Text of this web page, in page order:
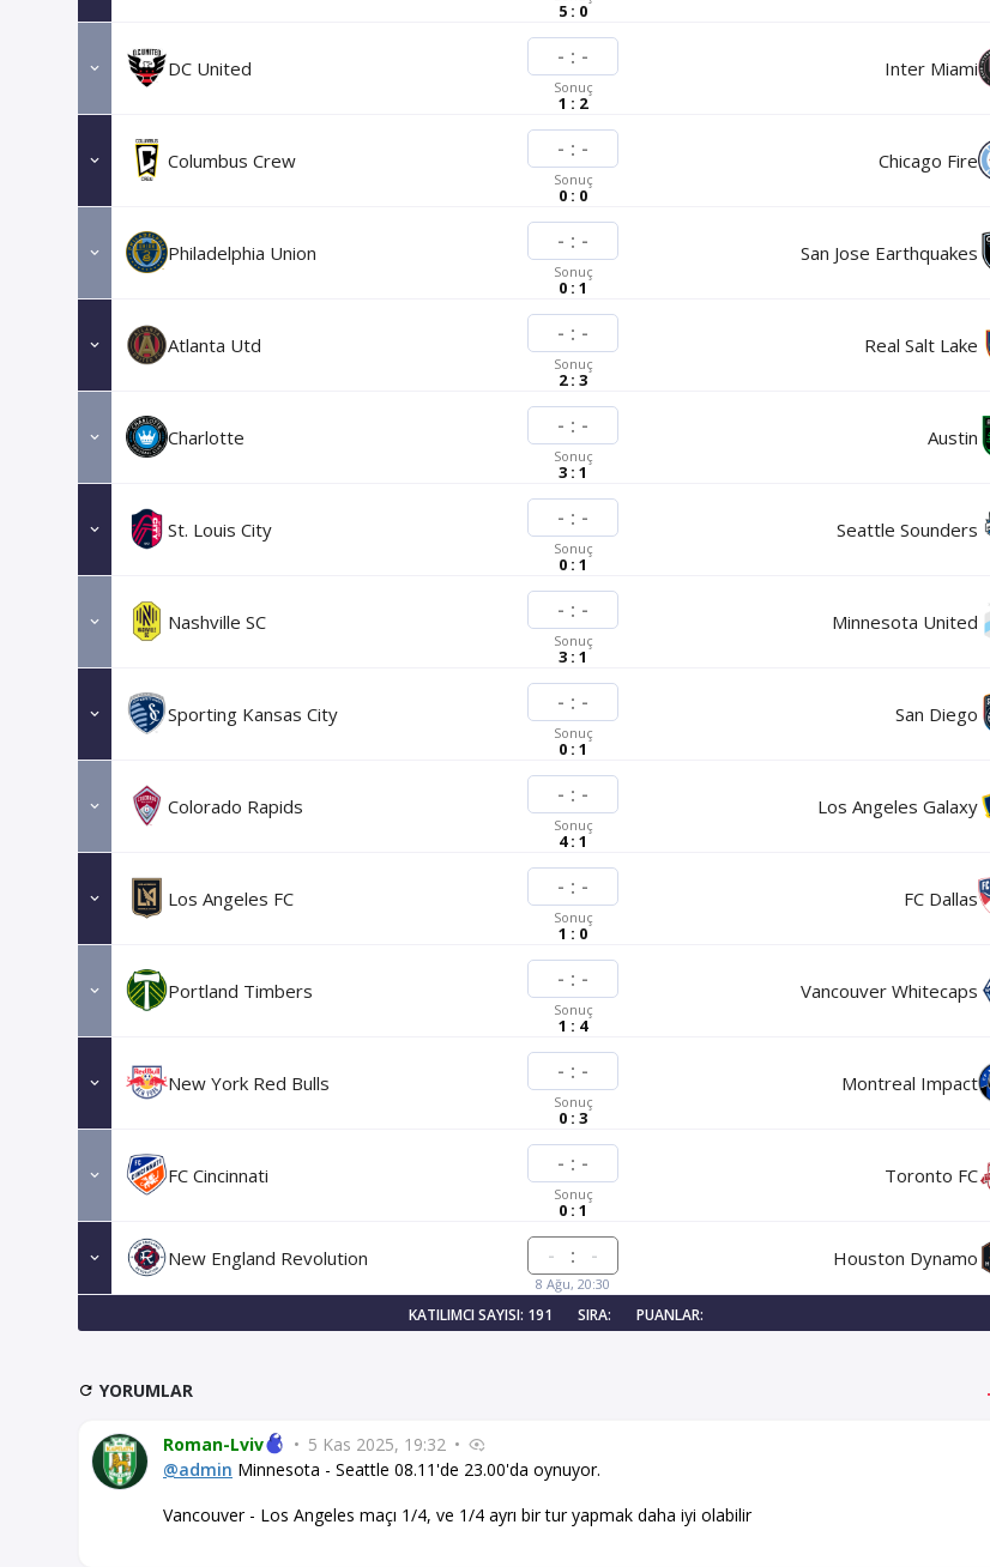
5 : 0
DC United - : -
Sonuç
1 : 2
Inter Miami
Columbus Crew - : -
Sonuç
0 : 0
Chicago Fire
Philadelphia Union - : -
Sonuç
0 : 1
San Jose Earthquakes
Atlanta Utd - : -
Sonuç
2 : 3
Real Salt Lake
Charlotte - : -
Sonuç
3 : 1
Austin
St. Louis City - : -
Sonuç
0 : 1
Seattle Sounders
Nashville SC - : -
Sonuç
3 : 1
Minnesota United
Sporting Kansas City - : -
Sonuç
0 : 1
San Diego
Colorado Rapids - : -
Sonuç
4 : 1
Los Angeles Galaxy
Los Angeles FC - : -
Sonuç
1 : 0
FC Dallas
Portland Timbers - : -
Sonuç
1 : 4
Vancouver Whitecaps
New York Red Bulls - : -
Sonuç
0 : 3
Montreal Impact
FC Cincinnati - : -
Sonuç
0 : 1
Toronto FC
New England Revolution :
8 Ağu, 20:30
Houston Dynamo
KATILIMCI SAYISI: 191 SIRA: PUANLAR:
YORUMLAR
Roman-Lviv • 5 Kas 2025, 19:32 •
@admin Minnesota - Seattle 08.11'de 23.00'da oynuyor.
Vancouver - Los Angeles maçı 1/4, ve 1/4 ayrı bir tur yapmak daha iyi olabilir